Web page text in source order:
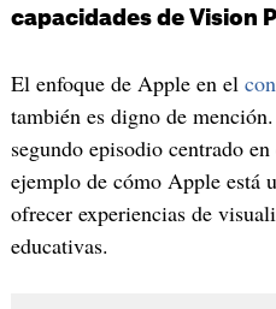
capacidades de Vision
El enfoque de Apple en el
también es digno de
segundo episodio centrado
ejemplo de cómo Apple está
ofrecer experiencias de
educativas.